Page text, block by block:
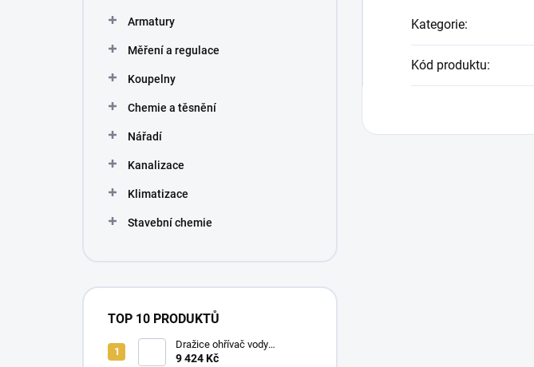
Armatury
Měření a regulace
Koupelny
Chemie a těsnění
Nářadí
Kanalizace
Klimatizace
Stavební chemie
TOP 10 PRODUKTŮ
Dražice ohřívač vody
elektrický svislý OKHE ONE/E
9 424 Kč
Kategorie:
Kód produktu: